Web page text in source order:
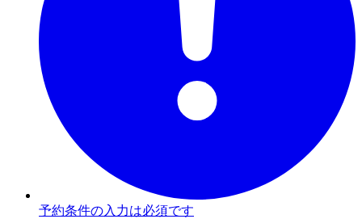
予約条件の入力は必須です